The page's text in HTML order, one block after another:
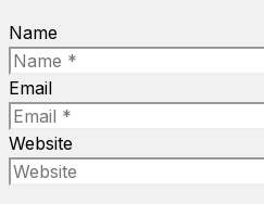
Name
Email
Website